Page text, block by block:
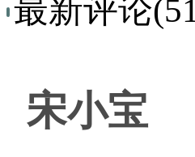
最新评论
宋小宝